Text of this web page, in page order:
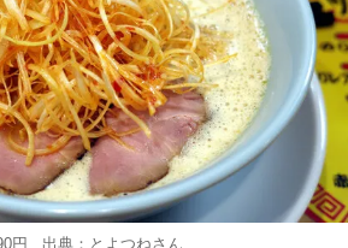
円 出典： とよつねさん